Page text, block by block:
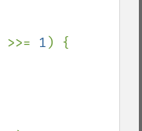
>>= 1 ) {